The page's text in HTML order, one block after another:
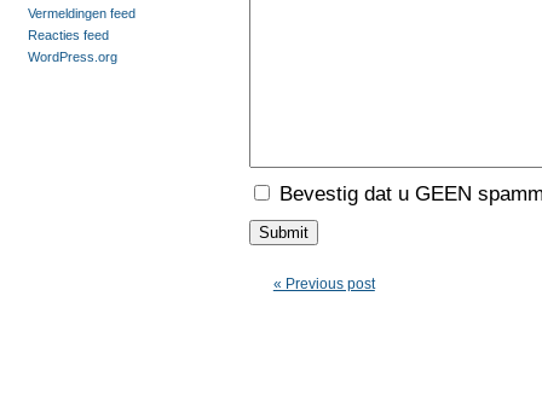
Bevestig dat u GEEN
« Previous post
Vermeldingen feed
Reacties feed
WordPress.org